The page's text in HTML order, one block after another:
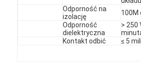
przełącznik membranowy
Przełącznik membranowy do druku
Odporność na
izolację
100M
Odporność
dielektryczna
> 250
Kontakt odbić
≤ 5